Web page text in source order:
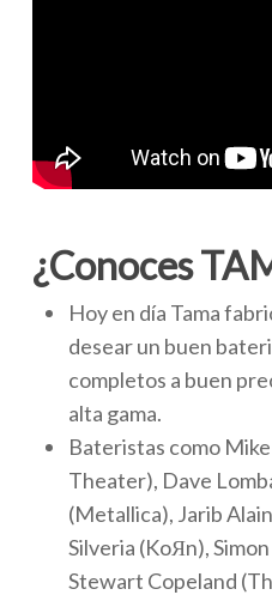
¿Conoces
Hoy en día Tama
desear un buen
completos a buen
alta gama.
Bateristas como
Theater), Dave
(Metallica), Jarib
Silveria (KoЯn),
Stewart Copeland